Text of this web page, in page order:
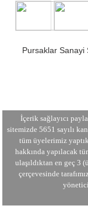
Pursaklar Sanayi
İçerik sağlayıcı
sitemizde 5651 sayılı
tüm üyelerimiz
hakkında yapılacak
ulaşıldıktan en geç
çerçevesinde